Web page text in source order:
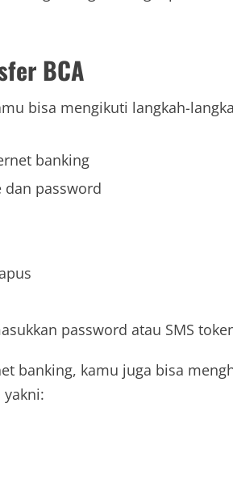
BCA
bisa mengikuti langkah-
banking
dan password
password atau SMS
banking, kamu juga bisa
yakni: